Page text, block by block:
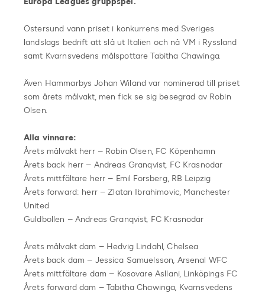
Östersund vann priset i konkurrens med Sveriges
landslags bedrift att slå ut Italien och nå VM i Ryssland
samt Kvarnsvedens målspottare Tabitha Chawinga.
Även Hammarbys Johan Wiland var nominerad till priset
som årets målvakt, men fick se sig besegrad av Robin
Olsen.
Alla vinnare:
Årets målvakt herr – Robin Olsen, FC Köpenhamn
Årets back herr – Andreas Granqvist, FC Krasnodar
Årets mittfältare herr – Emil Forsberg, RB Leipzig
Årets forward: herr – Zlatan Ibrahimovic, Manchester
United
Guldbollen – Andreas Granqvist, FC Krasnodar
Årets målvakt dam – Hedvig Lindahl, Chelsea
Årets back dam – Jessica Samuelsson, Arsenal WFC
Årets mittfältare dam – Kosovare Asllani, Linköpings FC
Årets forward dam – Tabitha Chawinga, Kvarnsvedens